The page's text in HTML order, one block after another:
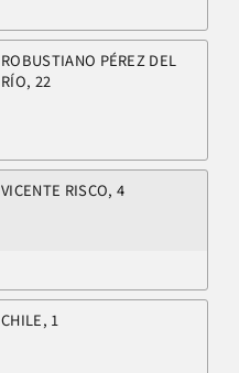
ROBUSTIANO PÉREZ DEL
RÍO, 22
VICENTE RISCO, 4
CHILE, 1